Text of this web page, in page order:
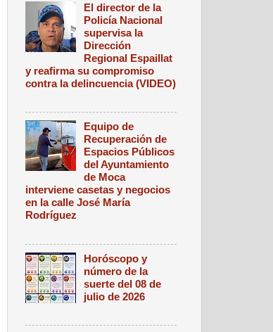
El director de la
Policía Nacional
supervisa la
Dirección
Regional Espaillat
y reafirma su compromiso
contra la delincuencia (VIDEO)
Equipo de
Recuperación de
Espacios Públicos
del Ayuntamiento
de Moca
interviene casetas y negocios
en la calle José María
Rodríguez
Horóscopo y
número de la
suerte del 08 de
julio de 2026